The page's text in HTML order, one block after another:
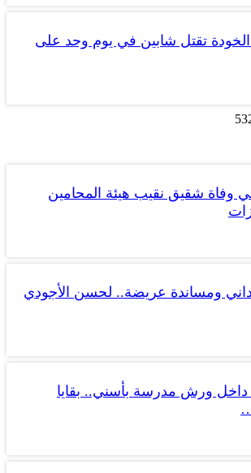
تقتل شابين في يوم وحد على
وفاة شقيق نقيب هيئة المحامين
ومساندة عريضة.. لحسن الأجودي
ورش مدرسة بأسني.. بقايا